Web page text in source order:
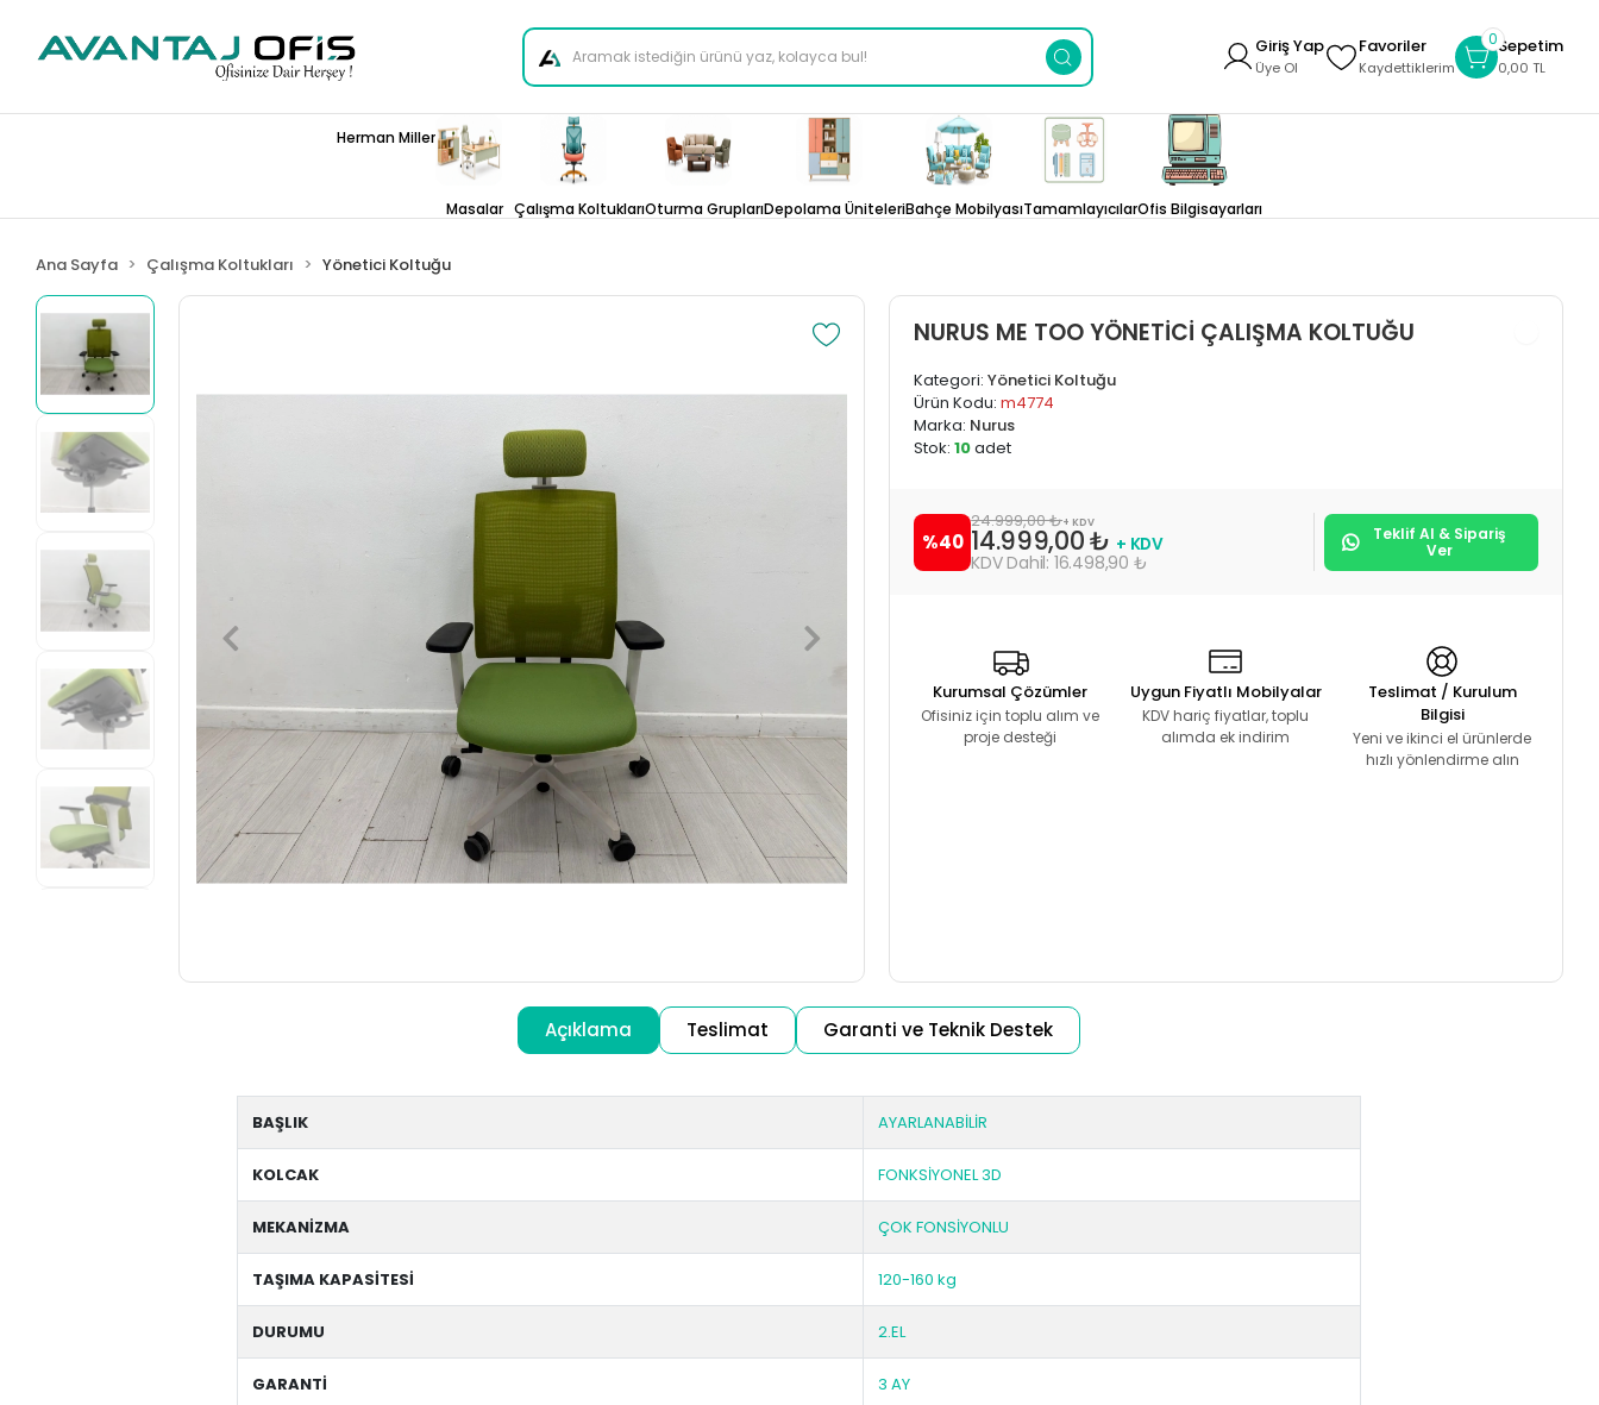
Giriş Yap
Üye Ol
Favoriler
Kaydettiklerim
0Sepetim
0,00 TL
Herman Miller
Masalar Çalışma KoltuklarıOturma GruplarıDepolama ÜniteleriBahçe MobilyasıTamamlayıcılarOfis Bilgisayarları
Ana Sayfa Çalışma Koltukları Yönetici Koltuğu
NURUS ME TOO YÖNETİCİ ÇALIŞMA KOLTUĞU
Kategori:Yönetici Koltuğu
Ürün Kodu:m4774
Marka: Nurus
Stok:10adet
%40
24.999,00 ₺+ KDV
14.999,00 ₺ + KDV
16.498,90 ₺
Teklif Al & Sipariş
Ver
Kurumsal Çözümler
Ofisiniz için toplu alım ve
proje desteği
Uygun Fiyatlı Mobilyalar
KDV hariç fiyatlar, toplu
alımda ek indirim
Teslimat / Kurulum
Bilgisi
Yeni ve ikinci el ürünlerde
hızlı yönlendirme alın
Açıklama Teslimat Garanti ve Teknik Destek
BAŞLIK AYARLANABİLİR
KOLCAK FONKSİYONEL 3D
MEKANİZMA ÇOK FONSİYONLU
TAŞIMA KAPASİTESİ 120-160 kg
DURUMU 2.EL
GARANTİ 3 AY